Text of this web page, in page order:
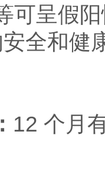
可呈假
全和健
12 个月